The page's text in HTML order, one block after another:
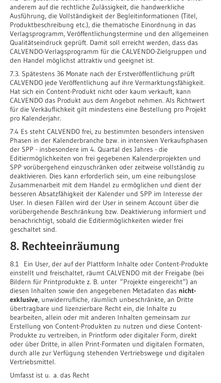
anderem auf die rechtliche Zulässigkeit, die handwerkliche
Ausführung, die Vollständigkeit der Begleitinformationen (Titel,
Produktbeschreibung etc.), die thematische Einordnung in das
Verlagsprogramm, Veröffentlichungstermine und den allgemeinen
Qualitätseindruck geprüft. Damit soll erreicht werden, dass das
CALVENDO-Verlagsprogramm für die CALVENDO-Zielgruppen und
den Handel möglichst attraktiv und geeignet ist.
7.3. Spätestens 36 Monate nach der Erstveröffentlichung prüft
CALVENDO jede Veröffentlichung auf ihre Vermarktungsfähigkeit.
Hat sich ein Content-Produkt nicht oder kaum verkauft, kann
CALVENDO das Produkt aus dem Angebot nehmen. Als Richtwert
für die Verkäuflichkeit gilt mindestens eine Bestellung pro Projekt
pro Kalenderjahr.
7.4 Es steht CALVENDO frei, zu bestimmten besonders intensiven
Phasen in der Kalenderbranche bzw. in intensiven Verkaufsphasen
der SPP - insbesondere im 4. Quartal des Jahres - die
Editiermöglichkeiten von frei gegebenen Kalenderprojekten und
SPP vorübergehend einzuschränken oder zeitweise vollständig zu
deaktivieren. Dies kann erforderlich sein, um eine reibungslose
Zusammenarbeit mit dem Handel zu ermöglichen und dient der
besseren Absatzfähigkeit der Kalender und SPP im Interesse der
User. In diesen Fällen wird der User in seinem Account über die
vorübergehende Beschränkung bzw. Deaktivierung informiert und
benachrichtigt, sobald die Editiermöglichkeiten wieder frei
geschaltet sind.
8. Rechteeinräumung
8.1 Ein User, der auf der Plattform Inhalte oder Content-Produkte
einstellt und freischaltet, räumt CALVENDO mit der Freigabe (bei
Bildern für Printprodukte z. B. unter “Projekte eingereicht“) an
diesen Inhalten sowie den angegebenen Metadaten das nicht-
exklusive, unwiderrufliche, räumlich unbeschränkte, an Dritte
übertragbare und lizenzierbare Recht ein, die Inhalte zu
bearbeiten, allein oder mit anderen Inhalten gemeinsam zur
Erstellung von Content-Produkten zu nutzen und diese Content-
Produkte zu vertreiben, in Printform oder digitaler Form, direkt
oder über Dritte, in allen Print-Formaten und digitalen Formaten,
durch alle zur Verfügung stehenden Vertriebswege und digitalen
Vertriebsmittel.
Umfasst ist u. a. das Recht